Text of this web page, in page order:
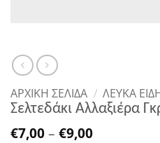
ΑΡΧΙΚΉ ΣΕΛΊΔΑ / ΛΕΥΚΑ
Σελτεδάκι Αλλαξιέρα
€7,00 – €9,00Price